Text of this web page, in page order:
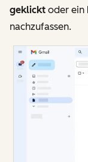
geklickt oder ein
nachzufassen.